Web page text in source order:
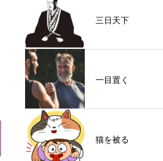
三日天下
一目置く
猫を被る